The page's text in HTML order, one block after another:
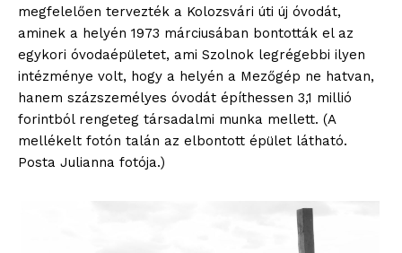
megfelelően tervezték a Kolozsvári úti új óvodát,
aminek a helyén 1973 márciusában bontották el az
egykori óvodaépületet, ami Szolnok legrégebbi ilyen
intézménye volt, hogy a helyén a Mezőgép ne hatvan,
hanem százszemélyes óvodát építhessen 3,1 millió
forintból rengeteg társadalmi munka mellett. (A
mellékelt fotón talán az elbontott épület látható.
Posta Julianna fotója.)